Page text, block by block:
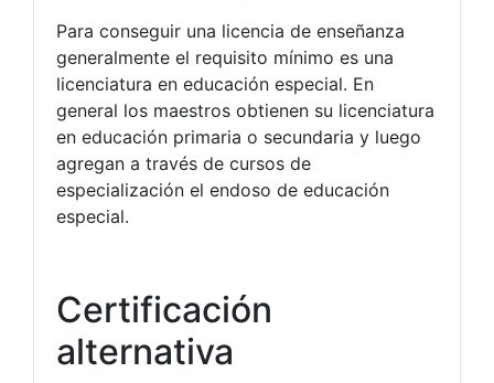
Para conseguir una licencia de enseñanza
generalmente el requisito mínimo es una
licenciatura en educación especial. En
general los maestros obtienen su licenciatura
en educación primaria o secundaria y luego
agregan a través de cursos de
especialización el endoso de educación
especial.
Certificación
alternativa